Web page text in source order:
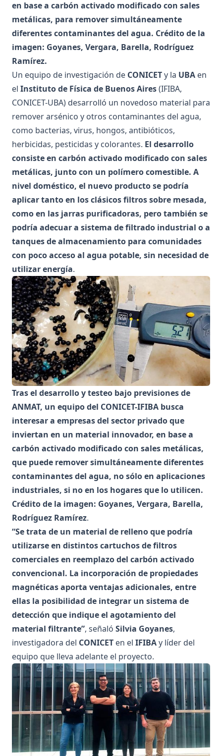
en base a carbón activado modificado con sales
metálicas, para remover simultáneamente
diferentes contaminantes del agua. Crédito de la
imagen: Goyanes, Vergara, Barella, Rodríguez
Ramírez.
Un equipo de investigación de CONICETy la UBA en
el Instituto de Física de Buenos Aires(IFIBA,
CONICET-UBA) desarrolló un novedoso material para
removerarsénico y otros contaminantes del agua,
como bacterias, virus, hongos, antibióticos,
herbicidas, pesticidas y colorantes. El desarrollo
consiste en carbón activado modificado con sales
metálicas, junto con un polímero comestible. A
nivel doméstico, el nuevo producto se podría
aplicar tanto en los clásicos filtros sobre mesada,
como en las jarras purificadoras, pero también se
podría adecuar a sistema de filtrado industrial o a
tanques de almacenamiento para comunidades
con poco acceso al agua potable, sin necesidad de
utilizar energía.
Tras el desarrollo y testeo bajo previsiones de
ANMAT, un equipo del CONICET-IFIBA busca
interesar a empresas del sector privado que
inviertan en un material innovador, en base a
carbón activado modificado con sales metálicas,
que puede remover simultáneamente diferentes
contaminantes del agua, no sólo en aplicaciones
industriales, si no en los hogares que lo utilicen.
Crédito de la imagen: Goyanes, Vergara, Barella,
Rodríguez Ramírez.
“Se trata de un material de relleno que podría
utilizarse en distintos cartuchos de filtros
comerciales en reemplazo del carbón activado
convencional. La incorporación de propiedades
magnéticas aporta ventajas adicionales, entre
ellas la posibilidad de integrar un sistema de
detección que indique el agotamiento del
material filtrante”, señaló Silvia Goyanes,
investigadora del CONICET en el IFIBAy líder del
equipo que lleva adelante el proyecto.